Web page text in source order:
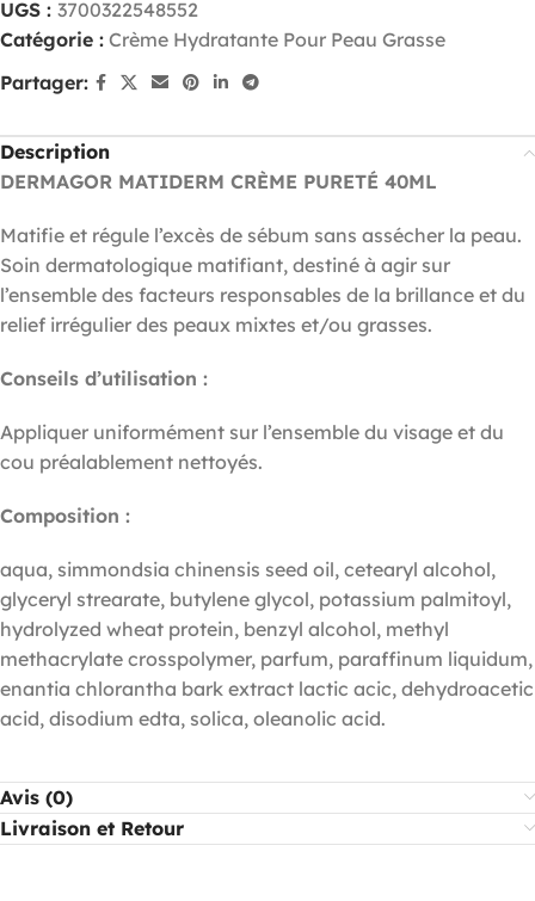
UGS : 3700322548552
Catégorie : Crème Hydratante Pour Peau Grasse
Partager:
Description
DERMAGOR MATIDERM CRÈME PURETÉ 40ML
Matifie et régule l’excès de sébum sans assécher la peau.
Soin dermatologique matifiant, destiné à agir sur
l’ensemble des facteurs responsables de la brillance et du
relief irrégulier des peaux mixtes et/ou grasses.
Conseils d’utilisation :
Appliquer uniformément sur l’ensemble du visage et du
cou préalablement nettoyés.
Composition :
aqua, simmondsia chinensis seed oil, cetearyl alcohol,
glyceryl strearate, butylene glycol, potassium palmitoyl,
hydrolyzed wheat protein, benzyl alcohol, methyl
methacrylate crosspolymer, parfum, paraffinum liquidum,
enantia chlorantha bark extract lactic acic, dehydroacetic
acid, disodium edta, solica, oleanolic acid.
Avis (0)
Livraison et Retour